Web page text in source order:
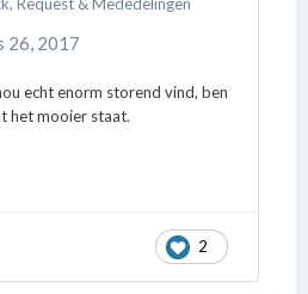
26, 2017
echt enorm storend vind, ben
het mooier staat.
2